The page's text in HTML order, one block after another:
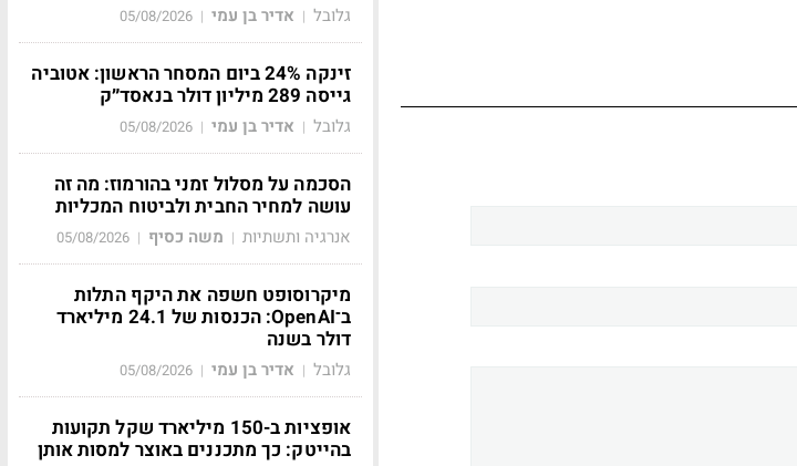
גלובל | אדיר בן עמי |
05/08/2026
זינקה 24% ביום המסחר הראשון: אטוביה
גייסה 289 מיליון דולר בנאסד״ק
גלובל | אדיר בן עמי |
05/08/2026
הסכמה על מסלול זמני בהורמוז: מה זה
עושה למחיר החבית ולביטוח המכליות
אנרגיה ותשתיות | משה כסיף |
05/08/2026
מיקרוסופט חשפה את היקף התלות
ב־OpenAI: הכנסות של 24.1 מיליארד
דולר בשנה
גלובל | אדיר בן עמי |
05/08/2026
אופציות ב-150 מיליארד שקל תקועות
בהייטק: כך מתכננים באוצר למסות אותן